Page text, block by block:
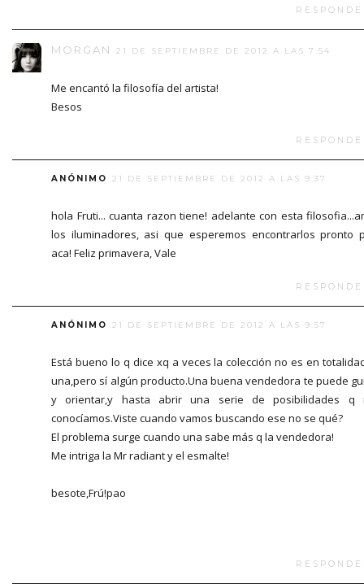
MORGAN 21 DE SEPTIEMBRE DE 2012 A LAS 7:54
Me encantó la filosofía del artista!
Besos
ANÓNIMO 21 DE SEPTIEMBRE DE 2012 A LAS 9:37
hola Fruti... cuanta razon tiene! adelante con esta
los iluminadores, asi que esperemos encontrarlos pronto
aca! Feliz primavera, Vale
ANÓNIMO 21 DE SEPTIEMBRE DE 2012 A LAS 9:57
Está bueno lo q dice xq a veces la colección no es en
una,pero sí algún producto.Una buena vendedora te puede
y orientar,y hasta abrir una serie de posibilidades q
conocíamos.Viste cuando vamos buscando ese no se qué?
El problema surge cuando una sabe más q la vendedora!
Me intriga la Mr radiant y el esmalte!
besote,Frú!pao